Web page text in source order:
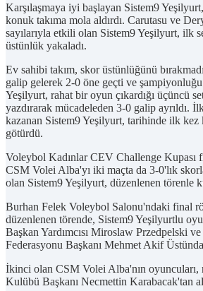
Karşılaşmaya iyi başlayan Sistem9
konuk takıma mola aldırdı. Carutasu ve
sayılarıyla etkili olan Sistem9 Yeşilyurt, ilk
üstünlük yakaladı.
Ev sahibi takım, skor üstünlüğünü
galip gelerek 2-0 öne geçti ve
Yeşilyurt, rahat bir oyun çıkardığı üçüncü
yazdırarak mücadeleden 3-0 galip ayrıldı.
kazanan Sistem9 Yeşilyurt, tarihinde ilk kez
götürdü.
Voleybol Kadınlar CEV Challenge Kupası
CSM Volei Alba'yı iki maçta da 3-0'lık
olan Sistem9 Yeşilyurt, düzenlenen törenle
Burhan Felek Voleybol Salonu'ndaki final
düzenlenen törende, Sistem9 Yeşilyurtlu
Başkan Yardımcısı Miroslaw Przedpelski
Federasyonu Başkanı Mehmet Akif
İkinci olan CSM Volei Alba'nın oyuncuları,
Kulübü Başkanı Necmettin Karabacak'tan